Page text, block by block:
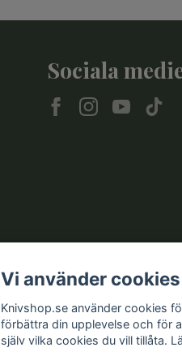
Sociala
Vi använder cookies
Knivshop.se använder cookies
förbättra din upplevelse och för
själv vilka cookies du vill tillåta.